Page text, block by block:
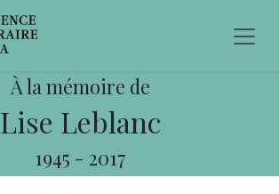
À la mémoire de
Lise Leblanc
1945 - 2017